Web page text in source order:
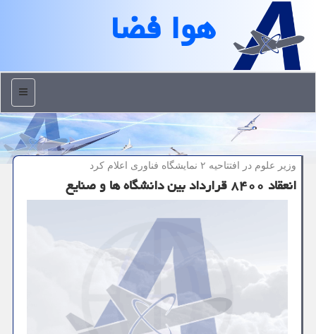
هوا فضا
منو
وزیر علوم در افتتاحیه ۲ نمایشگاه فناوری اعلام كرد
انعقاد ۸۴۰۰ قرارداد بین دانشگاه ها و صنایع